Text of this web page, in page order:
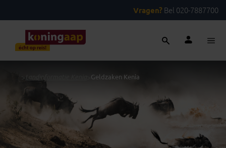
Vragen? Bel 020-7887700
> Landinformatie Kenia Geldzaken Kenia